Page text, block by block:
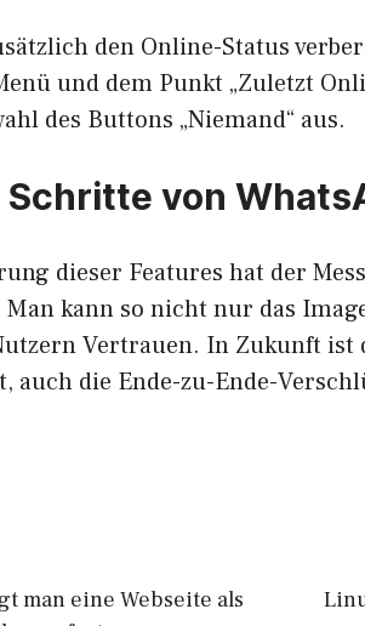
den Online-Status
und dem Punkt „Zuletzt
des Buttons „Niemand“ aus.
von
dieser Features hat der
Man kann so nicht nur das
Vertrauen. In Zukunft
auch die Ende-zu-Ende-
man eine Webseite als